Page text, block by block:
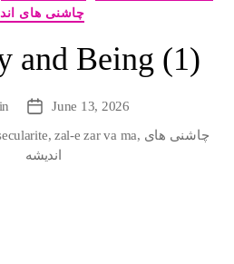
چاشنی های
and Being (1)
PostJune 13, 2026
, zal-e zar va ma, چاشنی های
اندیشه